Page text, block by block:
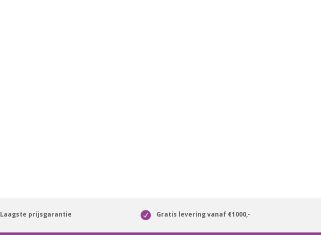
Laagste prijsgarantie Gratis levering vanaf €1000,-